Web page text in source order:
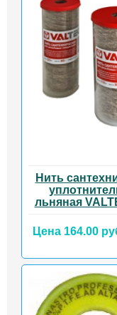
Нить
льняная
Цена 164.00